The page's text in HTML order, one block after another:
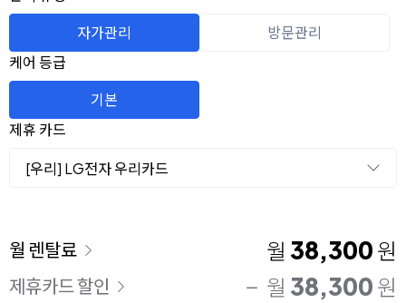
자가관리
방문관리
케어 등급
기본
제휴 카드
[우리] LG전자 우리카드
이용 요금
월 렌탈료 월 38,300 원
제휴카드 할인 월 38,300 원